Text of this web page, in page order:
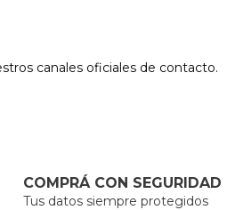
canales oficiales de contacto.
COMPRÁ CON SEGURIDAD
Tus datos siempre protegidos